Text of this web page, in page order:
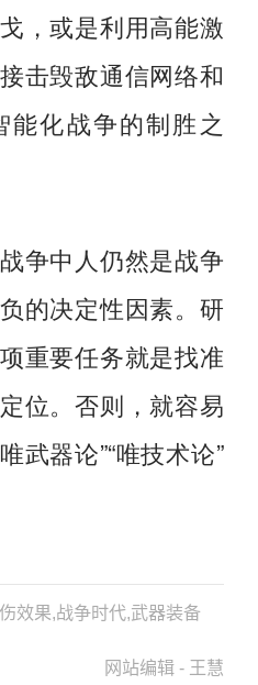
，或是利用高能激
击毁敌通信网络和
化战争的制胜之
中人仍然是战争
的决定性因素。研
重要任务就是找准
位。否则，就容易
武器论”“唯技术论”
效果,战争时代,武器装备
网站编辑 - 王慧